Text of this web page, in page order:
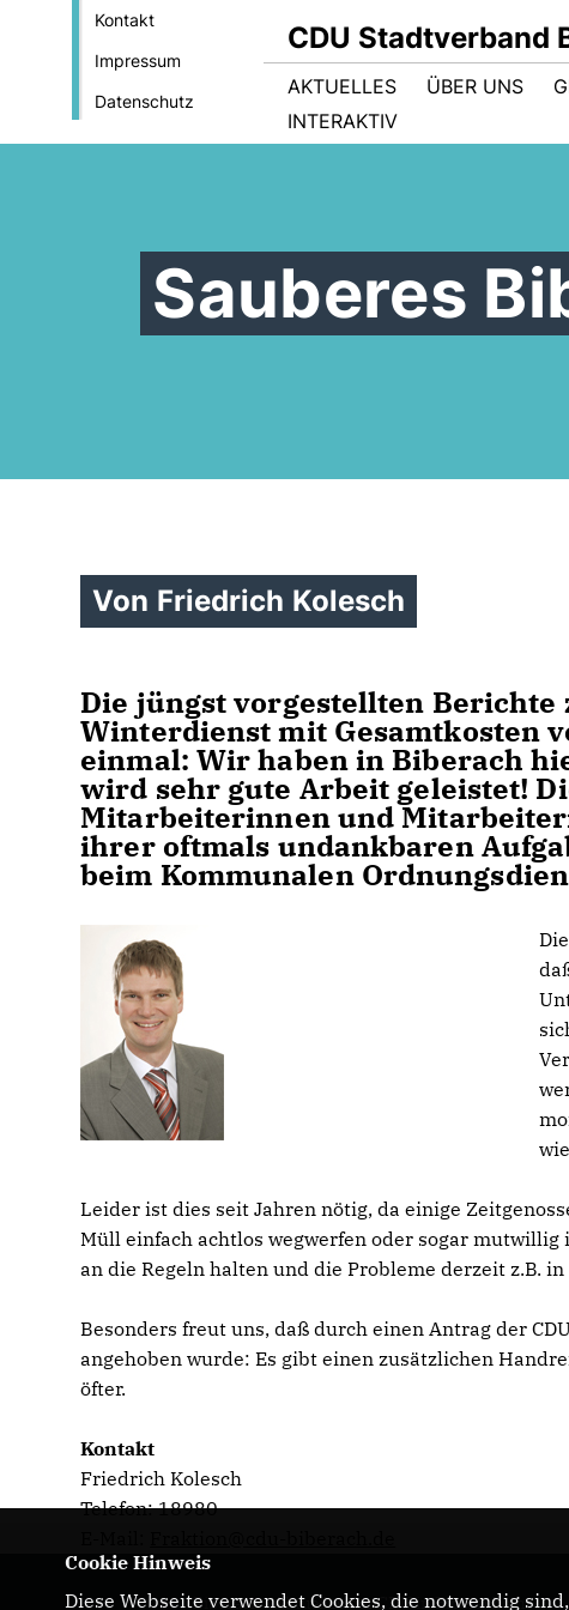
Kontakt
Impressum
Datenschutz
CDU Stadtverband
AKTUELLES ÜBER UNS
INTERAKTIV
Sauberes
Von Friedrich Kolesch
Die jüngst vorgestellten
Winterdienst mit Gesamtkosten
einmal: Wir haben in Biberach
wird sehr gute Arbeit geleistet!
Mitarbeiterinnen und
ihrer oftmals undankbaren
beim Kommunalen
Leider ist dies seit Jahren nötig, da einige
Müll einfach achtlos wegwerfen oder sogar
an die Regeln halten und die Probleme derzeit z.B.
Besonders freut uns, daß durch einen Antrag der
angehoben wurde: Es gibt einen zusätzlichen
öfter.
Kontakt
Friedrich Kolesch
Telefon: 18980
Biberach . Aktuelles der CDU in Biberach an
Cookie Hinweis
Diese Webseite verwendet Cookies, die notwendig